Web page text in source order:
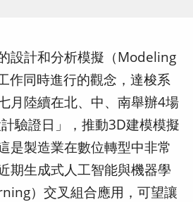
設計和分析模擬（Modeling
作同時進行的觀念，達梭系
月陸續在北、中、南舉辦4場
驗證日」，推動3D建模模擬
是製造業在數位轉型中非常
期生成式人工智能與機器學
）交叉組合應用，可望讓